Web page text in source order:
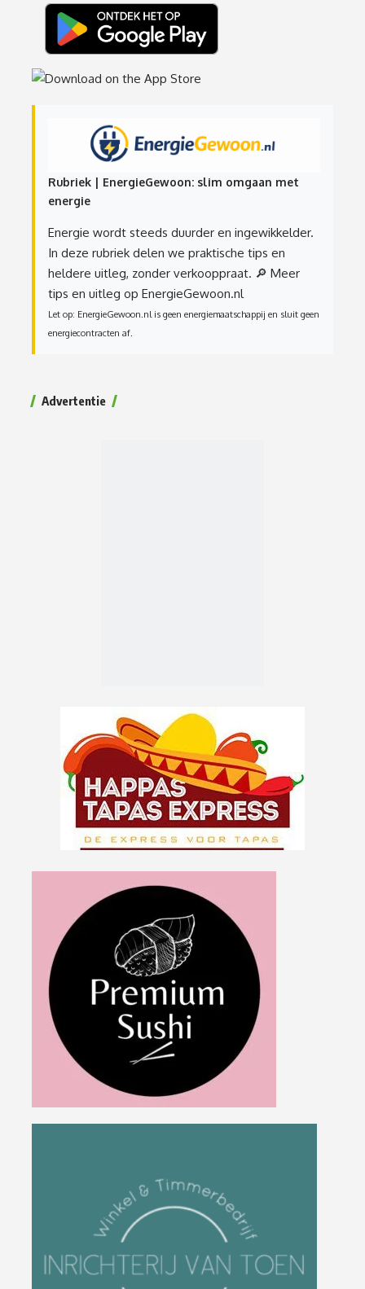
Rubriek | EnergieGewoon: slim omgaan met
energie
Energie wordt steeds duurder en ingewikkelder.
In deze rubriek delen we praktische tips en
heldere uitleg, zonder verkooppraat. 🔎 Meer
tips en uitleg op EnergieGewoon.nl
Let op: EnergieGewoon.nl is geen energiemaatschappij en sluit geen
energiecontracten af.
Advertentie